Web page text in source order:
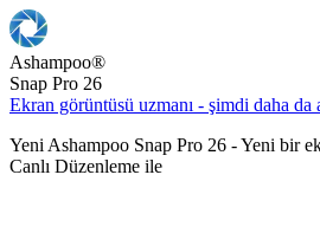
Ashampoo®
Snap Pro 26
Ekran görüntüsü uzmanı - şimdi daha da
Yeni Ashampoo Snap Pro 26 - Yeni bir
Canlı Düzenleme ile